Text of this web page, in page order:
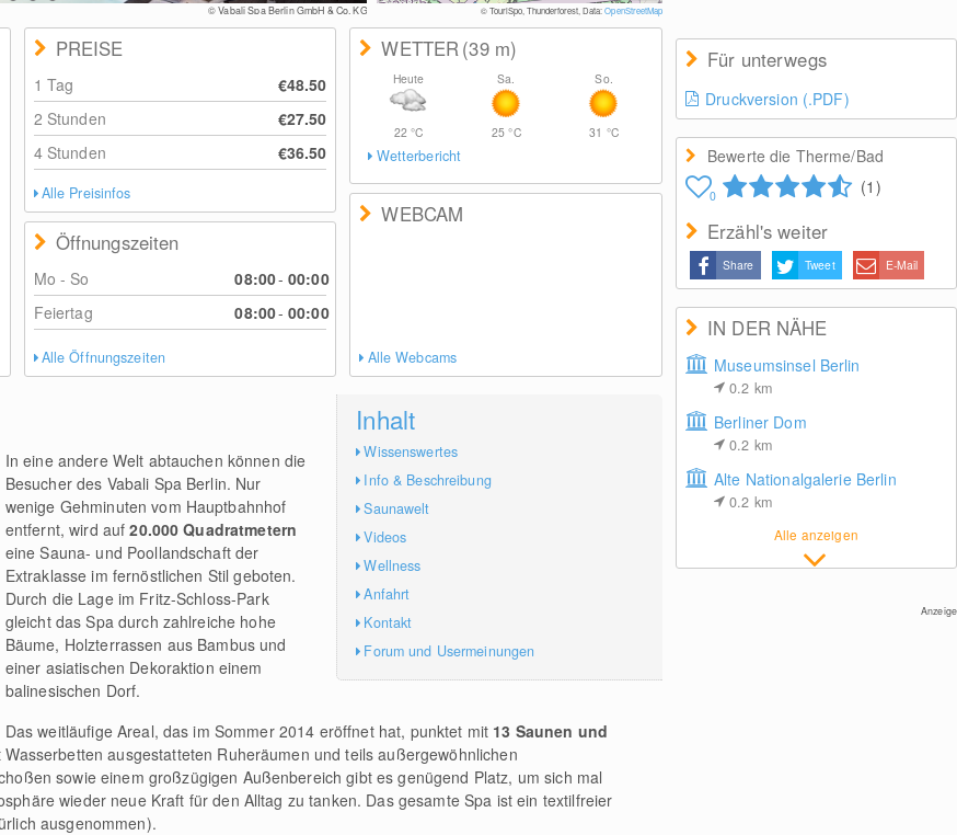
© Vabali Spa Berlin GmbH & Co. KG © TouriSpo, Thunderforest, Data:OpenStreetMap
Für unterwegs
Druckversion (.PDF)
Bewerte die Therme/Bad
0 (1)
Erzähl's weiter
Share Tweet E-Mail
IN DER NÄHE
Museumsinsel Berlin
0.2 km
Berliner Dom
0.2 km
Alte Nationalgalerie Berlin
0.2 km
Alle anzeigen
Anzeige
PREISE
1 Tag
€48.50
2 Stunden
€27.50
4 Stunden
€36.50
Alle Preisinfos
Öffnungszeiten
Mo - So 08:00- 00:00
Feiertag
08:00- 00:00
Alle Öffnungszeiten
WETTER(39 m)
Heute
22°C
Sa.
25°C
So.
31 °C
Wetterbericht
WEBCAM
Alle Webcams
Inhalt
Wissenswertes
Info & Beschreibung
Saunawelt
Videos
Wellness
Anfahrt
Kontakt
Forum und Usermeinungen
In eine andere Welt abtauchen können die
Besucher des Vabali Spa Berlin. Nur
wenige Gehminuten vom Hauptbahnhof
entfernt, wird auf20.000 Quadratmetern
eine Sauna- und Poollandschaft der
Extraklasse im fernöstlichen Stil geboten.
Durch die Lage im Fritz-Schloss-Park
gleicht das Spa durch zahlreiche hohe
Bäume, Holzterrassen aus Bambus und
einer asiatischen Dekoraktion einem
balinesischen Dorf.
Das weitläufige Areal, das im Sommer 2014 eröffnet hat, punktet mit 13 Saunen und
ausgestatteten Ruheräumen und teils außergewöhnlichen
sowie einem großzügigen Außenbereich gibt es genügend Platz, um sich mal
wieder neue Kraft für den Alltag zu tanken. Das gesamte Spa ist ein textilfreier
ausgenommen).